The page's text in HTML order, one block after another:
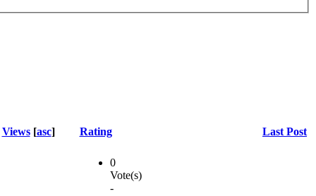
Views [asc] Rating Last Post
0
Vote(s)
-